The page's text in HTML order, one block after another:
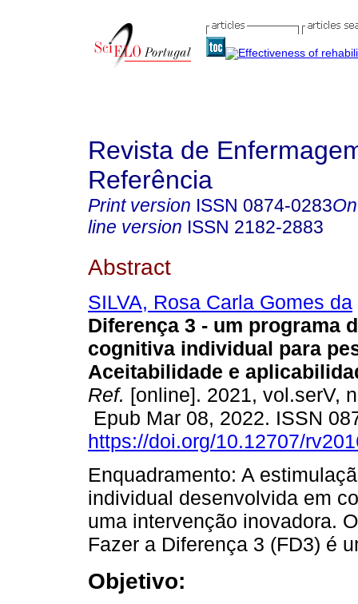
Revista de
Referência
Print version ISSN 0874-0283
line version ISSN 2182-2883
Abstract
SILVA, Rosa Carla Gomes da
Diferença 3 - um programa
cognitiva individual para
Aceitabilidade e
Ref. [online]. 2021, vol.serV,
Epub Mar 08, 2022. ISSN
https://doi.org/10.12707/
Enquadramento: A
individual desenvolvida em
uma intervenção inovadora.
Fazer a Diferença 3 (FD3) é
Objetivo: